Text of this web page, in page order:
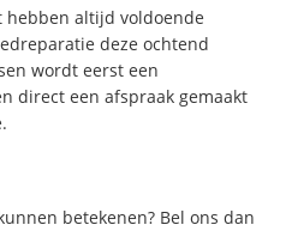
hebben altijd voldoende
deze ochtend
wordt eerst een
direct een afspraak gemaakt
betekenen? Bel ons dan